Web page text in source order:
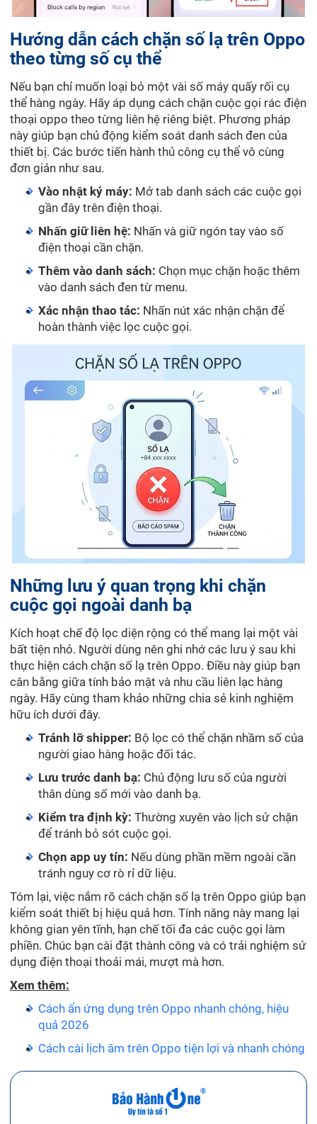
Hướng dẫn cách chặn số lạ trên Oppo
theo từng số cụ thể
Nếu bạn chỉ muốn loại bỏ một vài số máy quấy rối cụ
thể hàng ngày. Hãy áp dụng cách chặn cuộc gọi rác điện
thoại oppo theo từng liên hệ riêng biệt. Phương pháp
này giúp bạn chủ động kiểm soát danh sách đen của
thiết bị. Các bước tiến hành thủ công cụ thể vô cùng
đơn giản như sau.
Vào nhật ký máy: Mở tab danh sách các cuộc gọi
gần đây trên điện thoại.
Nhấn giữ liên hệ: Nhấn và giữ ngón tay vào số
điện thoại cần chặn.
Thêm vào danh sách: Chọn mục chặn hoặc thêm
vào danh sách đen từ menu.
Xác nhận thao tác: Nhấn nút xác nhận chặn để
hoàn thành việc lọc cuộc gọi.
Những lưu ý quan trọng khi chặn
cuộc gọi ngoài danh bạ
Kích hoạt chế độ lọc diện rộng có thể mang lại một vài
bất tiện nhỏ. Người dùng nên ghi nhớ các lưu ý sau khi
thực hiện cách chặn số lạ trên Oppo. Điều này giúp bạn
cân bằng giữa tính bảo mật và nhu cầu liên lạc hàng
ngày. Hãy cùng tham khảo những chia sẻ kinh nghiệm
hữu ích dưới đây.
Tránh lỡ shipper: Bộ lọc có thể chặn nhầm số của
người giao hàng hoặc đối tác.
Lưu trước danh bạ: Chủ động lưu số của người
thân dùng số mới vào danh bạ.
Kiểm tra định kỳ: Thường xuyên vào lịch sử chặn
để tránh bỏ sót cuộc gọi.
Chọn app uy tín: Nếu dùng phần mềm ngoài cần
tránh nguy cơ rò rỉ dữ liệu.
Tóm lại, việc nắm rõ cách chặn số lạ trên Oppo giúp bạn
kiểm soát thiết bị hiệu quả hơn. Tính năng này mang lại
không gian yên tĩnh, hạn chế tối đa các cuộc gọi làm
phiền. Chúc bạn cài đặt thành công và có trải nghiệm sử
dụng điện thoại thoải mái, mượt mà hơn.
Xem thêm:
Cách ẩn ứng dụng trên Oppo nhanh chóng, hiệu
quả 2026
Cách cài lịch âm trên Oppo tiện lợi và nhanh chóng